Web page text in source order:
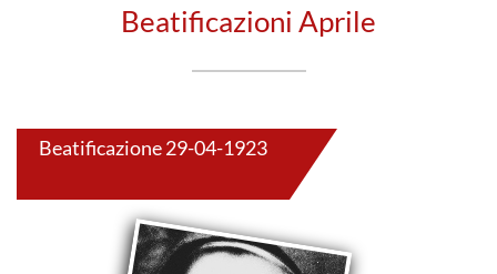
Beatificazioni Aprile
Beatificazione 29-04-1923